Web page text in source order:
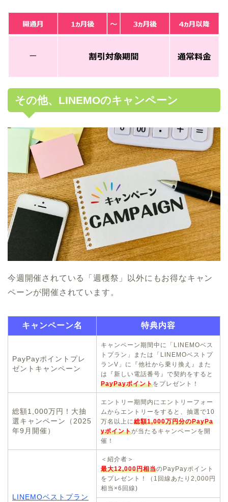
その他、LINEMOのキャンペーン
今週開催されている「週穫祭」以外にもお得なキャン
ペーンが開催されています。
キャンペーン名 特典内容
PayPayポイントプレ
ゼントキャンペーン
キャンペーン期間中に「LINEMOベス
トプラン」または「LINEMOベストプ
ランV」に『他社から乗り換え』また
は『新しい電話番号』で契約をすると
PayPayポイントをプレゼント！
総額1,000万円！大抽
選キャンペーン（2025
年9月開催）
エントリー期間内にエントリーフォー
ムからエントリーをすると、抽選で10
万名以上に総額1,000万円分のPayPa
yポイントが当たるキャンペーンを開
催！
LINEMOベストプラン
＜紹介者＞
最大12,000円相当のPayPayポイント
をプレゼント！（1回線あたり2,000円
相当×6回線)